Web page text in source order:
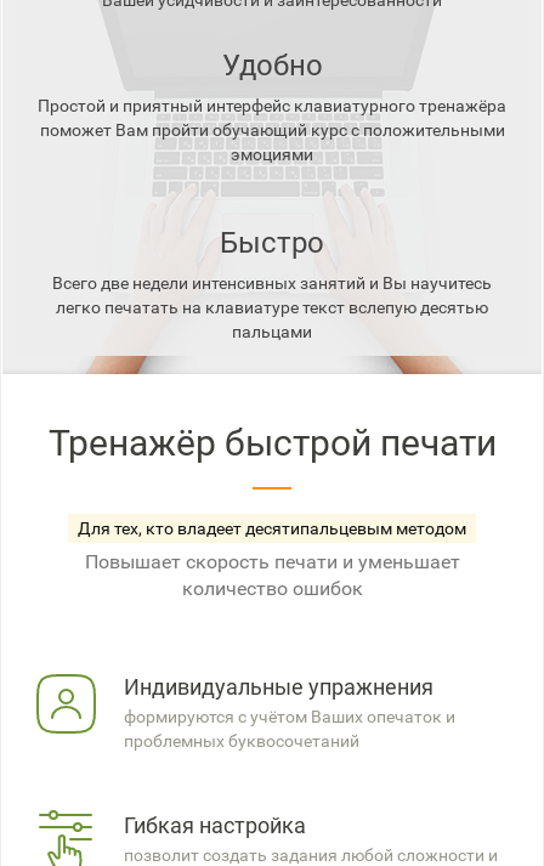
Удобно
Простой и приятный интерфейс клавиатурного тренажёра
поможет Вам пройти обучающий курс с положительными
эмоциями
Быстро
Всего две недели интенсивных занятий и Вы научитесь
легко печатать на клавиатуре текст вслепую десятью
пальцами
Тренажёр быстрой печати
Для тех, кто владеет десятипальцевым методом
Повышает скорость печати и уменьшает
количество ошибок
Индивидуальные упражнения
формируются с учётом Ваших опечаток и
проблемных буквосочетаний
Гибкая настройка
позволит создать задания любой сложности и